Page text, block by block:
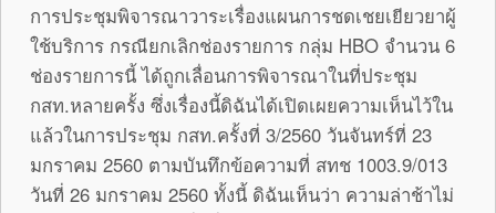
การประชุมพิจารณาวาระเรื่องแผนการชดเชยเยียวยาผู้
ใช้บริการ กรณียกเลิกช่องรายการ กลุ่ม HBO จำนวน 6
ช่องรายการนี้ ได้ถูกเลื่อนการพิจารณาในที่ประชุม
กสท.หลายครั้ง ซึ่งเรื่องนี้ดิฉันได้เปิดเผยความเห็นไว้ใน
แล้วในการประชุม กสท.ครั้งที่ 3/2560 วันจันทร์ที่ 23
มกราคม 2560 ตามบันทึกข้อความที่ สทช 1003.9/013
วันที่ 26 มกราคม 2560 ทั้งนี้ ดิฉันเห็นว่า ความล่าช้าไม่